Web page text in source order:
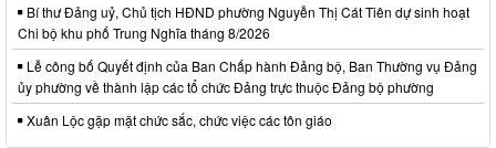
Bí thư Đảng uỷ, Chủ tịch HĐND phường Nguyễn Thị Cát Tiên dự sinh hoạt
Chi bộ khu phố Trung Nghĩa tháng 8/2026
Lễ công bố Quyết định của Ban Chấp hành Đảng bộ, Ban Thường vụ Đảng
ủy phường về thành lập các tổ chức Đảng trực thuộc Đảng bộ phường
Xuân Lộc gặp mặt chức sắc, chức việc các tôn giáo